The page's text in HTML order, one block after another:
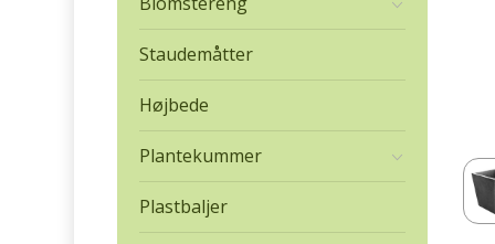
Staudemåtter
Højbede
Plantekummer
Plastbaljer